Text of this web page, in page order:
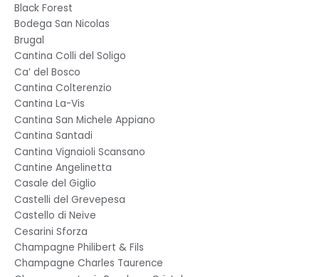
Black Forest
Bodega San Nicolas
Brugal
Cantina Colli del Soligo
Ca’ del Bosco
Cantina Colterenzio
Cantina La-Vis
Cantina San Michele Appiano
Cantina Santadi
Cantina Vignaioli Scansano
Cantine Angelinetta
Casale del Giglio
Castelli del Grevepesa
Castello di Neive
Cesarini Sforza
Champagne Philibert & Fils
Champagne Charles Taurence